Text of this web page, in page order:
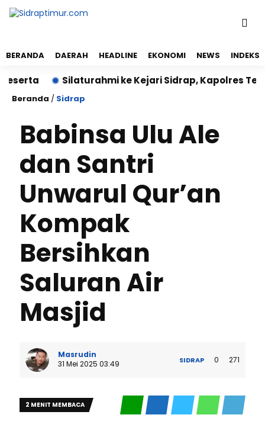
BERANDA DAERAH HEADLINE EKONOMI NEWS INDEKS
Silaturahmi ke Kejari Sidrap, Kapolres
Beranda / Sidrap
Babinsa Ulu Ale
dan Santri
Unwarul Qur’an
Kompak
Bersihkan
Saluran Air
Masjid
Masrudin
31 Mei 2025 03:49
SIDRAP 0 271
2 MENIT MEMBACA